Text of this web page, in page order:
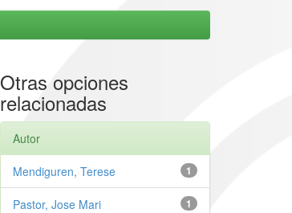
Otras opciones
relacionadas
Autor
1
Mendiguren, Terese
1
Pastor, Jose Mari